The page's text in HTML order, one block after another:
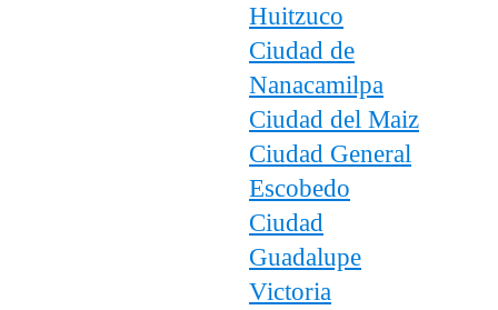
Huitzuco
Ciudad de
Nanacamilpa
Ciudad del Maiz
Ciudad General
Escobedo
Ciudad
Guadalupe
Victoria